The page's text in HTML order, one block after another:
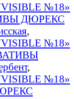
№18»
ДЮРЕКС
,
№18»
,
№18»